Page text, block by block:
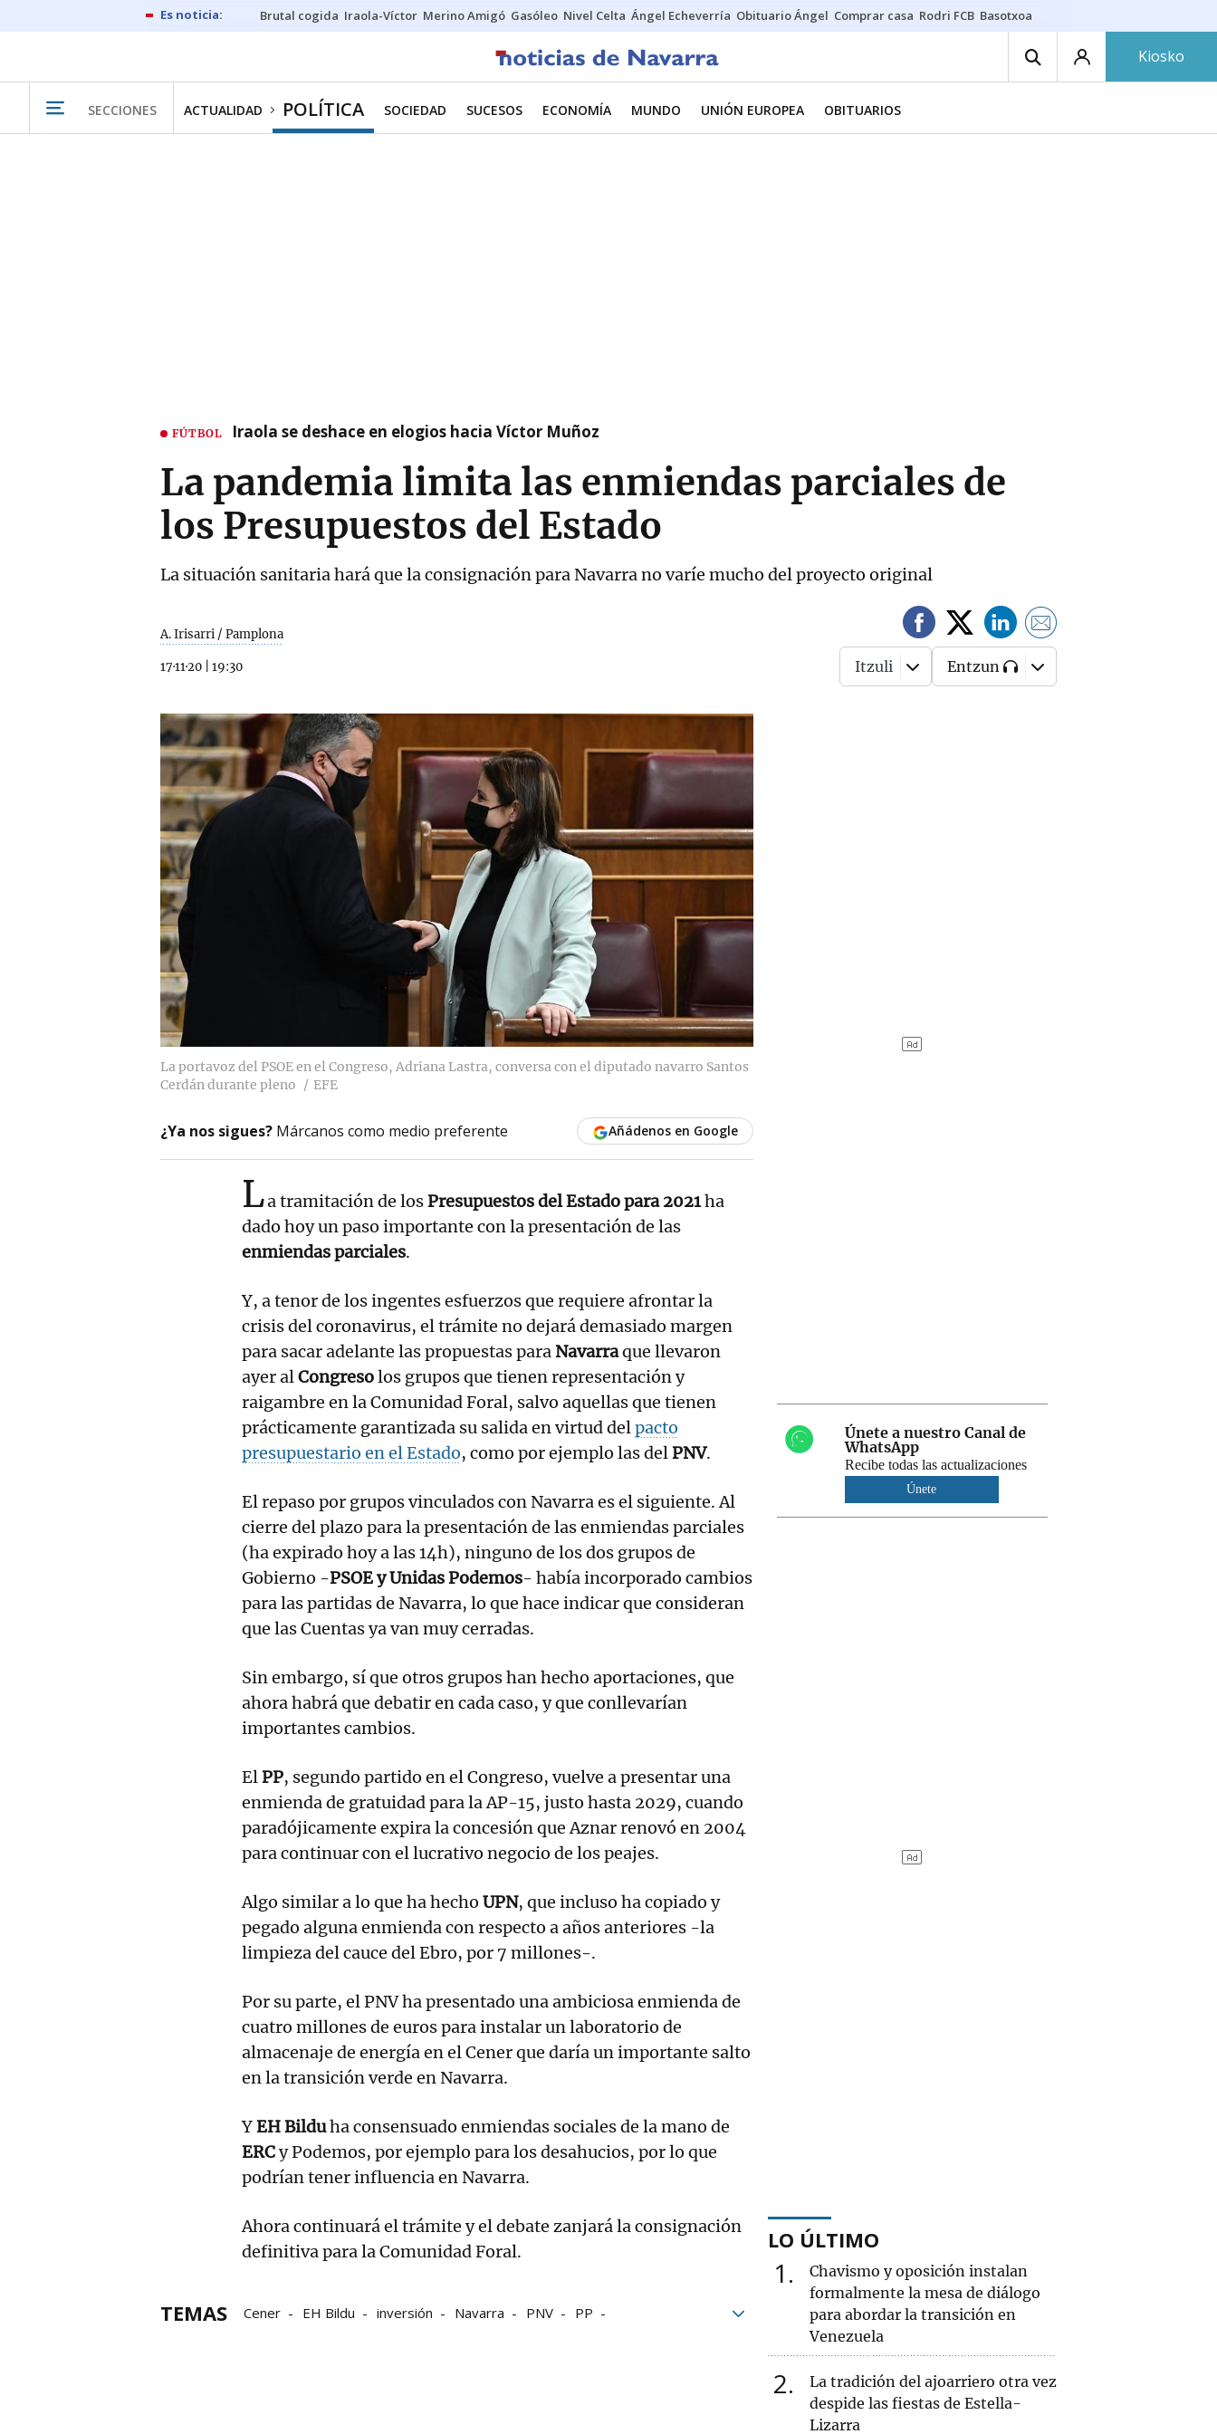
Brutal cogida Iraola-Víctor Merino Amigó Gasóleo Nivel Celta Ángel Echeverría Obituario Ángel Comprar casa Rodri FCB Basotxoa
Kiosko
SECCIONES ACTUALIDAD POLÍTICA SOCIEDAD SUCESOS ECONOMÍA MUNDO UNIÓN EUROPEA OBITUARIOS
FÚTBOL Iraola se deshace en elogios hacia Víctor Muñoz
La pandemia limita las enmiendas parciales de
los Presupuestos del Estado
La situación sanitaria hará que la consignación para Navarra no varíe mucho del proyecto original
A. Irisarri / Pamplona
17·11·20 19:30 Itzuli Entzun
La portavoz del PSOE en el Congreso, Adriana Lastra, conversa con el diputado navarro Santos
Cerdán durante pleno
EFE
¿Ya nos sigues? Márcanos como medio preferente Añádenos en Google
La tramitación de losPresupuestos del Estado para 2021ha
dado hoy un paso importante con la presentación de las
enmiendas parciales.
Y, a tenor de los ingentes esfuerzos que requiere afrontar la
crisis del coronavirus, el trámite no dejará demasiado margen
para sacar adelante las propuestas para Navarraque llevaron
ayer alCongresolos grupos que tienen representación y
raigambre en la Comunidad Foral, salvo aquellas que tienen
prácticamente garantizada su salida en virtud delpacto
presupuestario en el Estado, como por ejemplo las delPNV.
El repaso por grupos vinculados con Navarra es el siguiente. Al
cierre del plazo para la presentación de las enmiendas parciales
(ha expirado hoy a las 14h), ninguno de los dos grupos de
Gobierno -PSOE y Unidas Podemos- había incorporado cambios
para las partidas de Navarra, lo que hace indicar que consideran
que las Cuentas ya van muy cerradas.
Sin embargo, sí que otros grupos han hecho aportaciones, que
ahora habrá que debatir en cada caso, y que conllevarían
importantes cambios.
ElPP, segundo partido en el Congreso, vuelve a presentar una
enmienda de gratuidad para la AP-15, justo hasta 2029, cuando
paradójicamente expira la concesión que Aznar renovó en 2004
para continuar con el lucrativo negocio de los peajes.
Algo similar a lo que ha hecho UPN, que incluso ha copiado y
pegado alguna enmienda con respecto a años anteriores -la
limpieza del cauce del Ebro, por 7 millones-.
Por su parte, el PNV ha presentado una ambiciosa enmienda de
cuatro millones de euros para instalar un laboratorio de
almacenaje de energía en el Cener que daría un importante salto
en la transición verde en Navarra.
YEH Bilduha consensuado enmiendas sociales de la mano de
ERCy Podemos, por ejemplo para los desahucios, por lo que
podrían tener influencia en Navarra.
Ahora continuará el trámite y el debate zanjará la consignación
definitiva para la Comunidad Foral.
TEMAS Cener EH Bildu inversión Navarra PNV
PP
Únete a nuestro Canal de
WhatsApp
Recibe todas las actualizaciones
Únete
LO ÚLTIMO
1
Chavismo y oposición instalan
formalmente la mesa de diálogo
para abordar la transición en
Venezuela
2
La tradición del ajoarriero otra vez
despide las fiestas de Estella-
Lizarra